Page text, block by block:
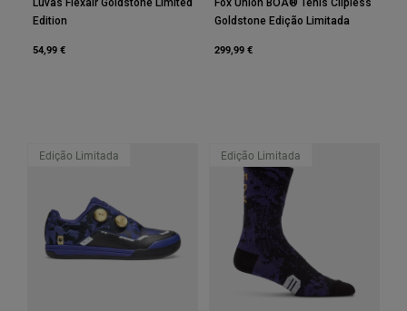
Luvas Flexair Goldstone Limited
Edition
54,99 €
Fox Union BOA® Tênis Clipless
Goldstone Edição Limitada
299,99 €
Edição Limitada Edição Limitada